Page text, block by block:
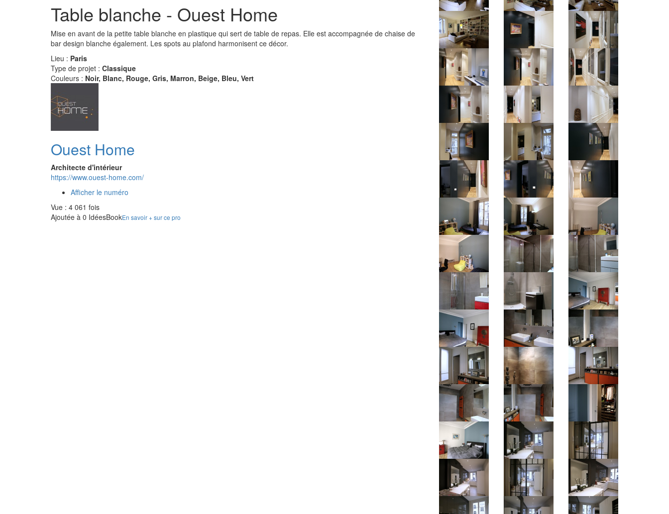
Table blanche - Ouest Home
Mise en avant de la petite table blanche en plastique qui sert de table de repas. Elle est accompagnée de chaise de
bar design blanche également. Les spots au plafond harmonisent ce décor.
Lieu : Paris
Type de projet : Classique
Couleurs : Noir, Blanc, Rouge, Gris, Marron, Beige, Bleu, Vert
Ouest Home
Architecte d'intérieur
https://www.ouest-home.com/
Afficher le numéro
Vue : 4 061 fois
Ajoutée à 0 IdéesBookEn savoir + sur ce pro